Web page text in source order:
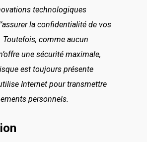
technologiques
la confidentialité de vos
Toutefois, comme aucun
une sécurité maximale,
est toujours présente
Internet pour transmettre
personnels.